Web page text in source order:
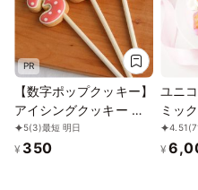
PR
【数字ポップクッキー】
アイシングクッキー 誕
生日 ケーキ クッキー 数
字 デコレーションケー
5(3)最短 明日
¥ 350
ユニ
4.51
¥